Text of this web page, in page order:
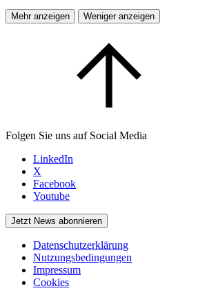
Mehr anzeigen Weniger anzeigen
Folgen Sie uns auf Social Media
LinkedIn
X
Facebook
Youtube
Jetzt News abonnieren
Datenschutzerklärung
Nutzungsbedingungen
Impressum
Cookies